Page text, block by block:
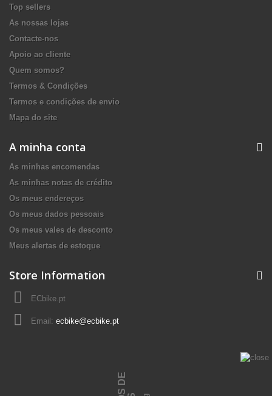
Top sellers
As nossas lojas
Contacte-nos
Apoio ao cliente
Quem somos?
Termos & Condições
Termos e condições de envio
Mapa do site
A minha conta
As minhas encomendas
As minhas notas de crédito
Os meus endereços
Os meus dados pessoais
Os meus vales de desconto
Meus alertas de estoque
Store Information
ECbike.pt
Email: ecbike@ecbike.pt